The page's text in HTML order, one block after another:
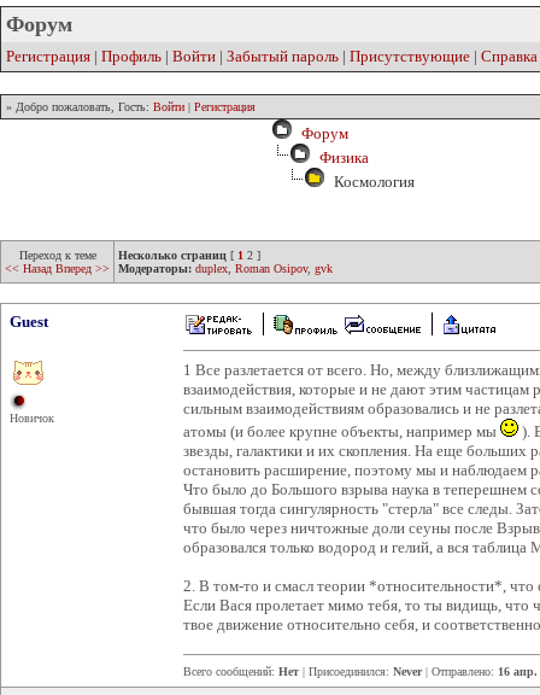
Форум
Регистрация | Профиль | Войти | Забытый пароль | Присутствующие | Справка
» Добро пожаловать, Гость: Войти | Регистрация
Форум
Физика
Космология
Переход к теме
<< Назад Вперед >>
Несколько страниц [ 1 2 ]
Модераторы: duplex Roman Osipov, gvk
Guest
Новичок
1 Все разлетается от всего. Но, между
взаимодействия, которые и не дают этим частицам
сильным взаимодействиям образовались и не
атомы (и более крупне объекты, например мы
).
звезды, галактики и их скопления. На еще больших
остановить расширение, поэтому мы и наблюдаем
Что было до Большого взрыва наука в теперешнем
бывшая тогда сингулярность "стерла" все следы.
что было через ничтожные доли сеуны после
образовался только водород и гелий, а вся таблица
2. В том-то и смасл теории *относительности*,
Если Вася пролетает мимо тебя, то ты видищь,
твое движение относительно себя, и
Всего сообщений: Нет | Присоединился: Never| Отправлено: 16 апр.